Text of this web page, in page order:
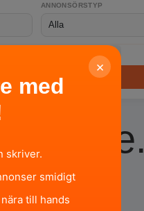
ANNONSÖRSTYP
Sök
inte.
×
med
skriver.
smidigt
till hands